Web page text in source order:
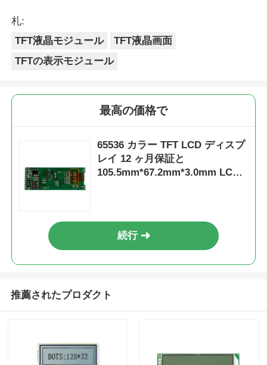
札:
TFT液晶モジュール
TFT液晶画面
TFTの表示モジュール
最高の価格で
65536 カラー TFT LCD ディスプ
レイ 12 ヶ月保証と
105.5mm*67.2mm*3.0mm LCD
続行
推薦されたプロダクト